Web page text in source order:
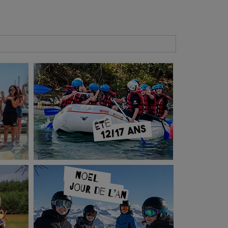
sécurité et duprojet éducatif de l’Odel.